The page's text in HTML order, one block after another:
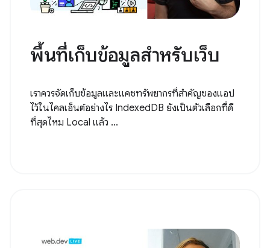
พื้นที่เก็บข้อมูลสำหรับเว็บ
เราควรจัดเก็บข้อมูลและแคชทรัพยากรที่สำคัญของแอป
ไว้ในไคลเอ็นต์อย่างไร IndexedDB ยังเป็นตัวเลือกที่ดี
ที่สุดไหม Local แล้ว ...